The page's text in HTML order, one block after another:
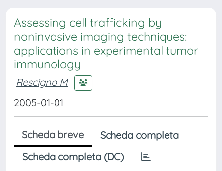
Assessing cell trafficking by
noninvasive imaging techniques:
applications in experimental tumor
immunology
Rescigno M
2005-01-01
Scheda breve
Scheda completa
Scheda completa (DC)